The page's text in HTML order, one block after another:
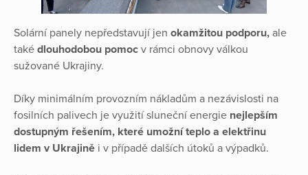
Solární panely nepředstavují jen okamžitou podporu, ale
také dlouhodobou pomoc v rámci obnovy válkou
sužované Ukrajiny.
Díky minimálním provozním nákladům a nezávislosti na
fosilních palivech je využití sluneční energie nejlepším
dostupným řešením, které umožní teplo a elektřinu
lidem v Ukrajině i v případě dalších útoků a výpadků.